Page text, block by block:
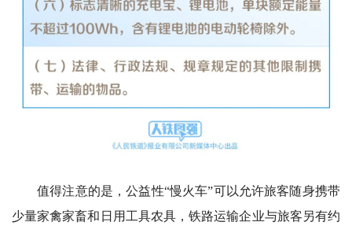
值得注意的是，公益性“慢火车”可以允许旅客随身携带
少量家禽家畜和日用工具农具，铁路运输企业与旅客另有约